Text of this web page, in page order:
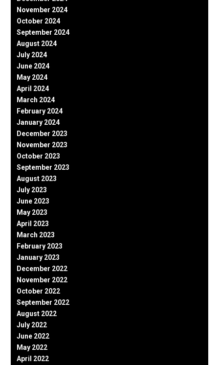
November 2024
October 2024
September 2024
August 2024
July 2024
June 2024
May 2024
April 2024
March 2024
February 2024
January 2024
December 2023
November 2023
October 2023
September 2023
August 2023
July 2023
June 2023
May 2023
April 2023
March 2023
February 2023
January 2023
December 2022
November 2022
October 2022
September 2022
August 2022
July 2022
June 2022
May 2022
April 2022